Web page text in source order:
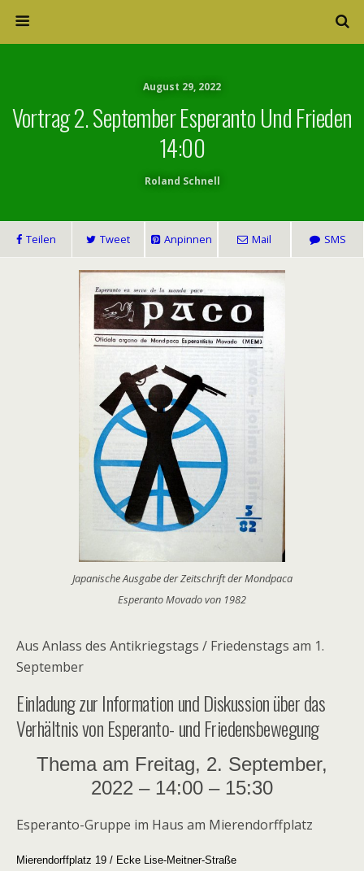
August 29, 2022
Vortrag 2. September Esperanto Und Frieden
14:00
Roland Schnell
Teilen Tweet Anpinnen Mail SMS
Japanische Ausgabe der Zeitschrift der Mondpaca
Esperanto Movado von 1982
Aus Anlass des Antikriegstags / Friedenstags am 1.
September
Einladung zur Information und Diskussion über das
Verhältnis von Esperanto- und Friedensbewegung
Thema am Freitag, 2. September,
2022 – 14:00 – 15:30
Esperanto-Gruppe im Haus am Mierendorffplatz
Mierendorffplatz 19 / Ecke Lise-Meitner-Straße